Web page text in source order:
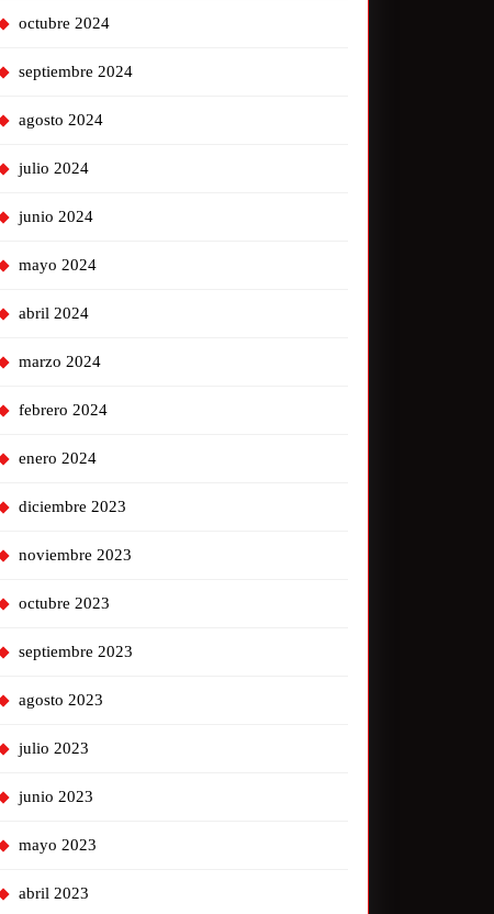
octubre 2024
septiembre 2024
agosto 2024
julio 2024
junio 2024
mayo 2024
abril 2024
marzo 2024
febrero 2024
enero 2024
diciembre 2023
noviembre 2023
octubre 2023
septiembre 2023
agosto 2023
julio 2023
junio 2023
mayo 2023
abril 2023